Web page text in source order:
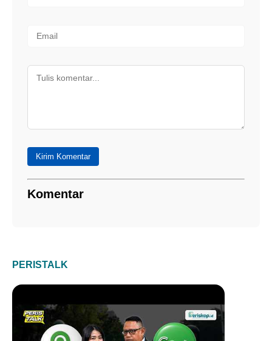
Kirim Komentar
Komentar
PERISTALK